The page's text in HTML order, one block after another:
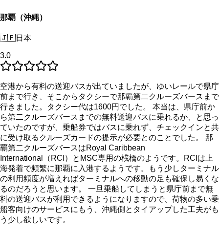
那覇（沖縄）
🇯🇵日本
3.0
空港から有料の送迎バスが出ていましたが、ゆいレールで県庁
前まで行き、そこからタクシーで那覇第二クルーズバースまで
行きました。タクシー代は1600円でした。 本当は、県庁前か
ら第二クルーズバースまでの無料送迎バスに乗れるか、と思っ
ていたのですが、乗船券ではバスに乗れず、チェックインと共
に受け取るクルーズカードの提示が必要とのことでした。 那
覇第二クルーズバースはRoyal Caribbean
International（RCI）とMSC専用の桟橋のようです。RCIは上
海発着で頻繁に那覇に入港するようです。もう少しターミナル
の利用頻度が増えればターミナルへの移動の足も確保し易くな
るのだろうと思います。 一旦乗船してしまうと県庁前まで無
料の送迎バスが利用できるようになりますので、荷物の多い乗
船客向けのサービスにもう、沖縄側とタイアップした工夫がも
う少し欲しいです。